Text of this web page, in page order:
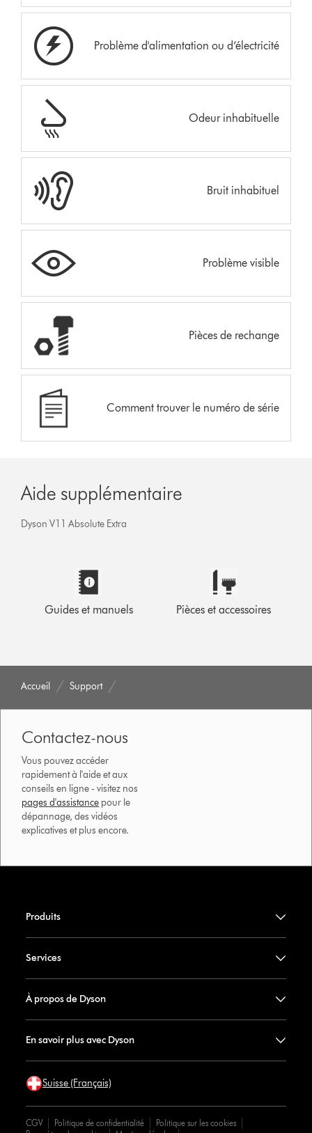
Problème d'alimentation ou d’électricité
Odeur inhabituelle
Bruit inhabituel
Problème visible
Pièces de rechange
Comment trouver le numéro de série
Aide supplémentaire
Dyson V11 Absolute Extra
Guides et manuels Pièces et accessoires
Accueil Support
Contactez-nous
Vous pouvez accéder
rapidement à l'aide et aux
conseils en ligne - visitez nos
pages d'assistance pour le
dépannage, des vidéos
explicatives et plus encore.
Produits
Services
À propos de Dyson
En savoir plus avec Dyson
Suisse (Français)
CGV Politique de confidentialité
Politique sur les cookies